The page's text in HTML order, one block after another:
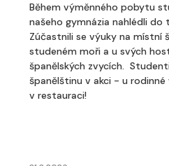
Během výměnného pobytu
našeho gymnázia nahlédli
Zúčastnili se výuky na místní
studeném moři a u svých
španělských zvycích.
španělštinu v akci - u
v restauraci!